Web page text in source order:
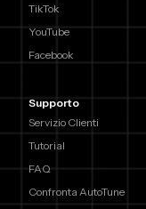
TikTok
YouTube
Facebook
Supporto
Servizio Clienti
Tutorial
FAQ
Confronta AutoTune